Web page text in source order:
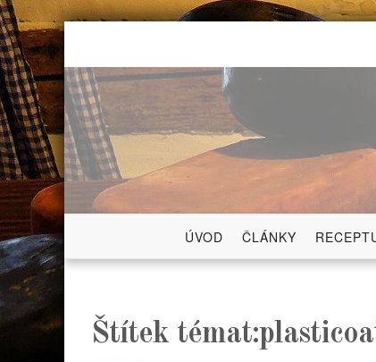
Skip
content
ÚVOD ČLÁNKY
Štítek